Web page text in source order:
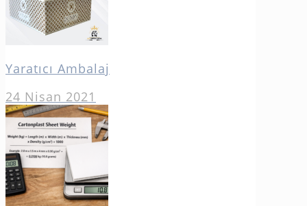
Yaratıcı Ambalaj
24 Nisan 2021